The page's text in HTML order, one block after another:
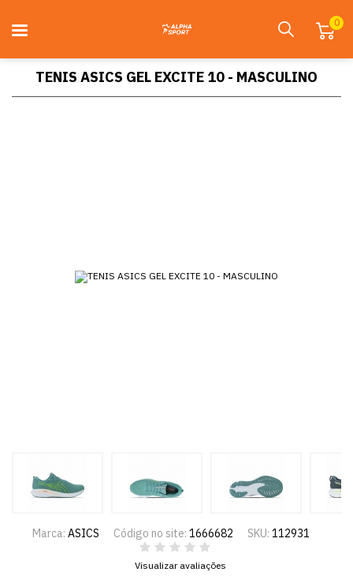
0
TENIS ASICS GEL EXCITE 10 - MASCULINO
Marca: ASICS Código no site: 1666682 SKU: 112931
Visualizar avaliações